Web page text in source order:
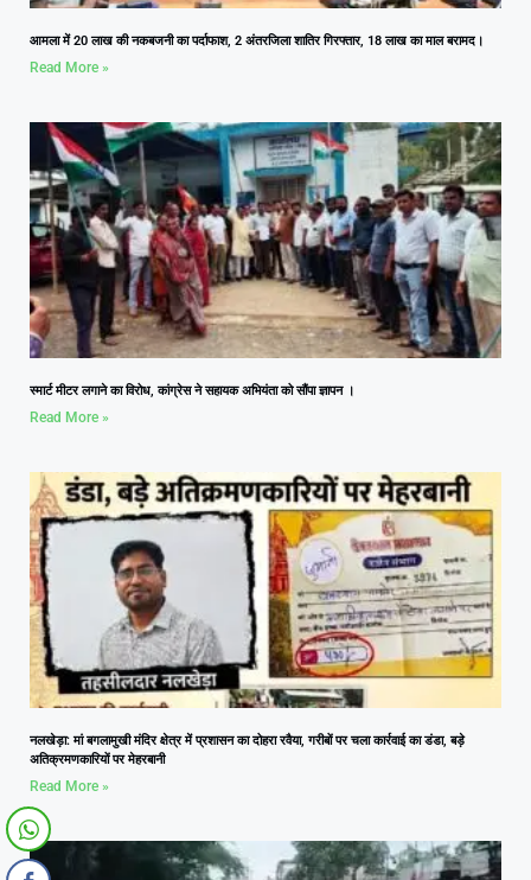
आमला में 20 लाख की नकबजनी का पर्दाफाश, 2 अंतरजिला शातिर गिरफ्तार, 18 लाख का माल बरामद।
Read More »
स्मार्ट मीटर लगाने का विरोध, कांग्रेस ने सहायक अभियंता को सौंपा ज्ञापन ।
Read More »
नलखेड़ा: मां बगलामुखी मंदिर क्षेत्र में प्रशासन का दोहरा रवैया, गरीबों पर चला कार्रवाई का डंडा, बड़े
अतिक्रमणकारियों पर मेहरबानी
Read More »